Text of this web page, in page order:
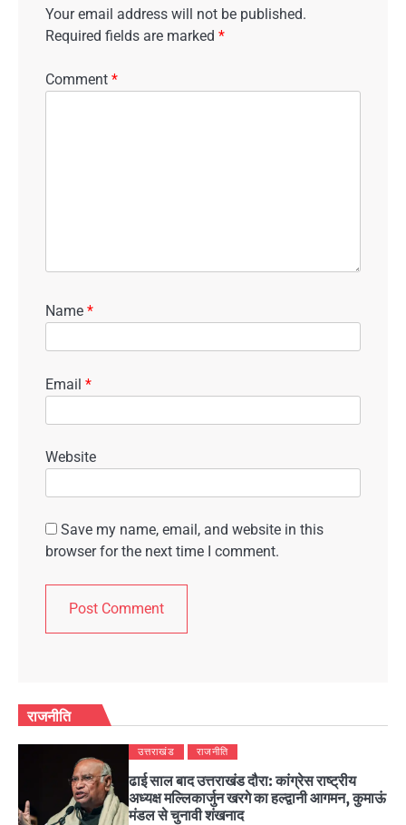
Your email address will not be published.
Required fields are marked *
Comment *
Name *
Email *
Website
Save my name, email, and website in this
browser for the next time I comment.
राजनीति
उत्तराखंड राजनीति
ढाई साल बाद उत्तराखंड दौरा: कांग्रेस राष्ट्रीय
अध्यक्ष मल्लिकार्जुन खरगे का हल्द्वानी आगमन, कुमाऊं
मंडल से चुनावी शंखनाद